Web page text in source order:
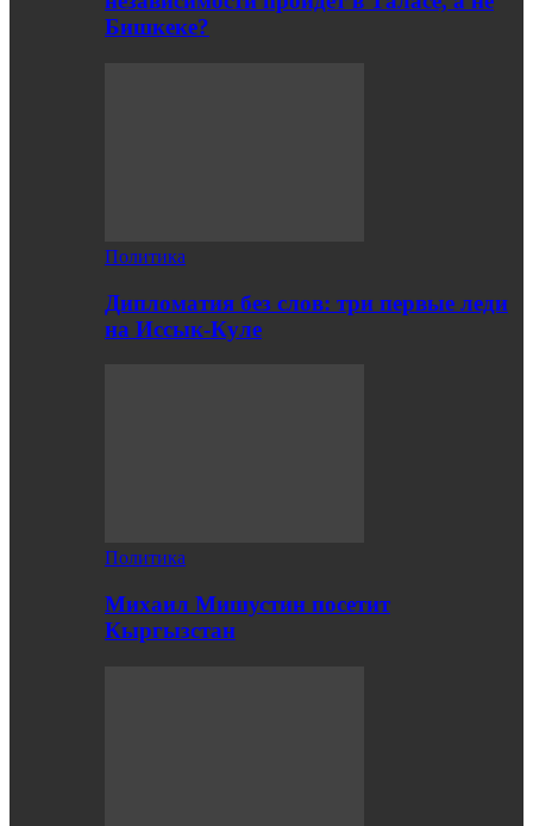
Бишкеке?
Политика
Дипломатия без слов: три первые леди
на Иссык-Куле
Политика
Михаил Мишустин посетит
Кыргызстан